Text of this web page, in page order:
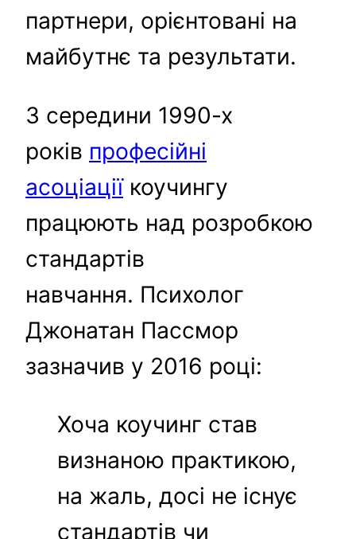
партнери, орієнтовані на
майбутнє та результати.
З середини 1990-х
років професійні
асоціаціїкоучингу
працюють над розробкою
стандартів
навчання. Психолог
Джонатан Пассмор
зазначив у 2016 році:
Хоча коучинг став
визнаною практикою,
на жаль, досі не існує
стандартів чи